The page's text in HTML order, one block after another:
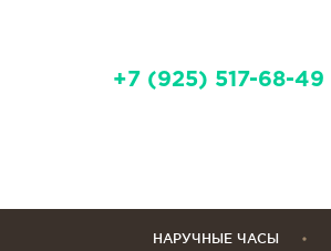
+7 (925) 517-68-49
НАРУЧНЫЕ ЧАСЫ